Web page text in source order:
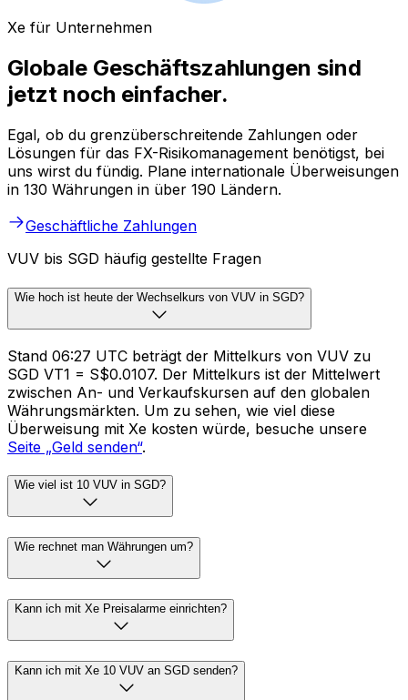
Xe für Unternehmen
Globale Geschäftszahlungen sind
jetzt noch einfacher.
Egal, ob du grenzüberschreitende Zahlungen oder
Lösungen für das FX-Risikomanagement benötigst, bei
uns wirst du fündig. Plane internationale Überweisungen
in 130 Währungen in über 190 Ländern.
Geschäftliche Zahlungen
VUV bis SGD häufig gestellte Fragen
Wie hoch ist heute der Wechselkurs von VUV in SGD?
Stand 06:27 UTC beträgt der Mittelkurs von VUV zu
SGD VT1 = S$0.0107. Der Mittelkurs ist der Mittelwert
zwischen An- und Verkaufskursen auf den globalen
Währungsmärkten. Um zu sehen, wie viel diese
Überweisung mit Xe kosten würde, besuche unsere
Seite „Geld senden“.
Wie viel ist 10 VUV in SGD?
Wie rechnet man Währungen um?
Kann ich mit Xe Preisalarme einrichten?
Kann ich mit Xe 10 VUV an SGD senden?